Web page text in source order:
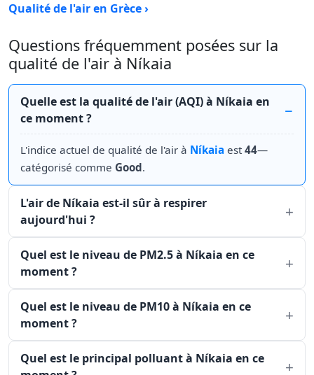
Qualité de l'air en Grèce ›
Questions fréquemment posées sur la
qualité de l'air à Níkaia
Quelle est la qualité de l'air (AQI) à Níkaia en
ce moment ?
L'indice actuel de qualité de l'air à Níkaia est44—
catégorisé comme Good.
L'air de Níkaia est-il sûr à respirer
aujourd'hui ?
Quel est le niveau de PM2.5 à Níkaia en ce
moment ?
Quel est le niveau de PM10 à Níkaia en ce
moment ?
Quel est le principal polluant à Níkaia en ce